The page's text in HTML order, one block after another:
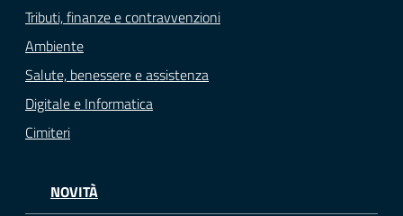
Tributi, finanze e contravvenzioni
Ambiente
Salute, benessere e assistenza
Digitale e Informatica
Cimiteri
NOVITÀ